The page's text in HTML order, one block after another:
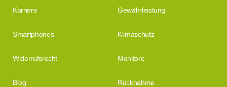
Karriere Gewährleistung
Smartphones Klimaschutz
Widerrufsrecht Monitore
Blog Rücknahme